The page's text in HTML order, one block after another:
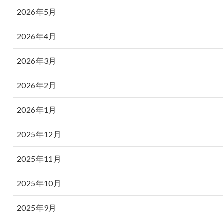
2026年5月
2026年4月
2026年3月
2026年2月
2026年1月
2025年12月
2025年11月
2025年10月
2025年9月